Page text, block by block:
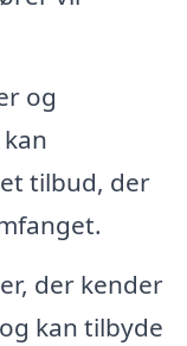
og
tilbud, der
der kender
kan tilbyde